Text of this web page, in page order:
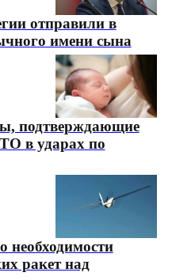
отправили в
имени сына
подтверждающие
в ударах по
необходимости
ракет над